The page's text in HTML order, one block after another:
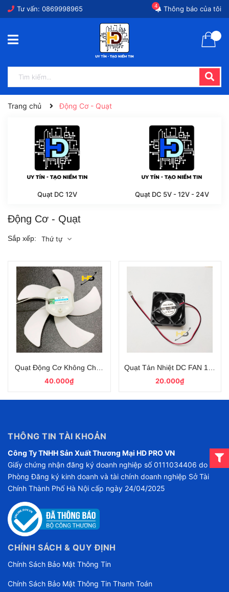
Tư vấn: 0869998965 Thông báo của tôi
4
Trang chủ Động Cơ - Quạt
Quạt DC 12V Quạt DC 5V - 12V - 24V
Động Cơ - Quạt
Sắp xếp: Thứ tự
Quạt Động Cơ Không Chổi Than 9V 5 Cánh
40.000₫
Quạt Tản Nhiệt DC FAN 12V
20.000₫
THÔNG TIN TÀI KHOẢN
Công Ty TNHH Sản Xuất Thương Mại HD PRO VN
Giấy chứng nhận đăng ký doanh nghiệp số 0111034406 do
Phòng Đăng ký kinh doanh và tài chính doanh nghiệp Sở Tài
Chính Thành Phố Hà Nội cấp ngày 24/04/2025
CHÍNH SÁCH & QUY ĐỊNH
Chính Sách Bảo Mật Thông Tin
Chính Sách Bảo Mật Thông Tin Thanh Toán